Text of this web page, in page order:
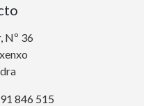
Nº 36
846 515